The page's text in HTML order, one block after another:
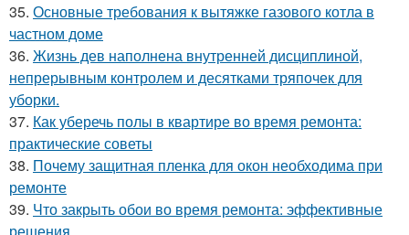
35. Основные требования к вытяжке газового котла в
частном доме
36. Жизнь дев наполнена внутренней дисциплиной,
непрерывным контролем и десятками тряпочек для
уборки.
37. Как уберечь полы в квартире во время ремонта:
практические советы
38. Почему защитная пленка для окон необходима при
ремонте
39. Что закрыть обои во время ремонта: эффективные